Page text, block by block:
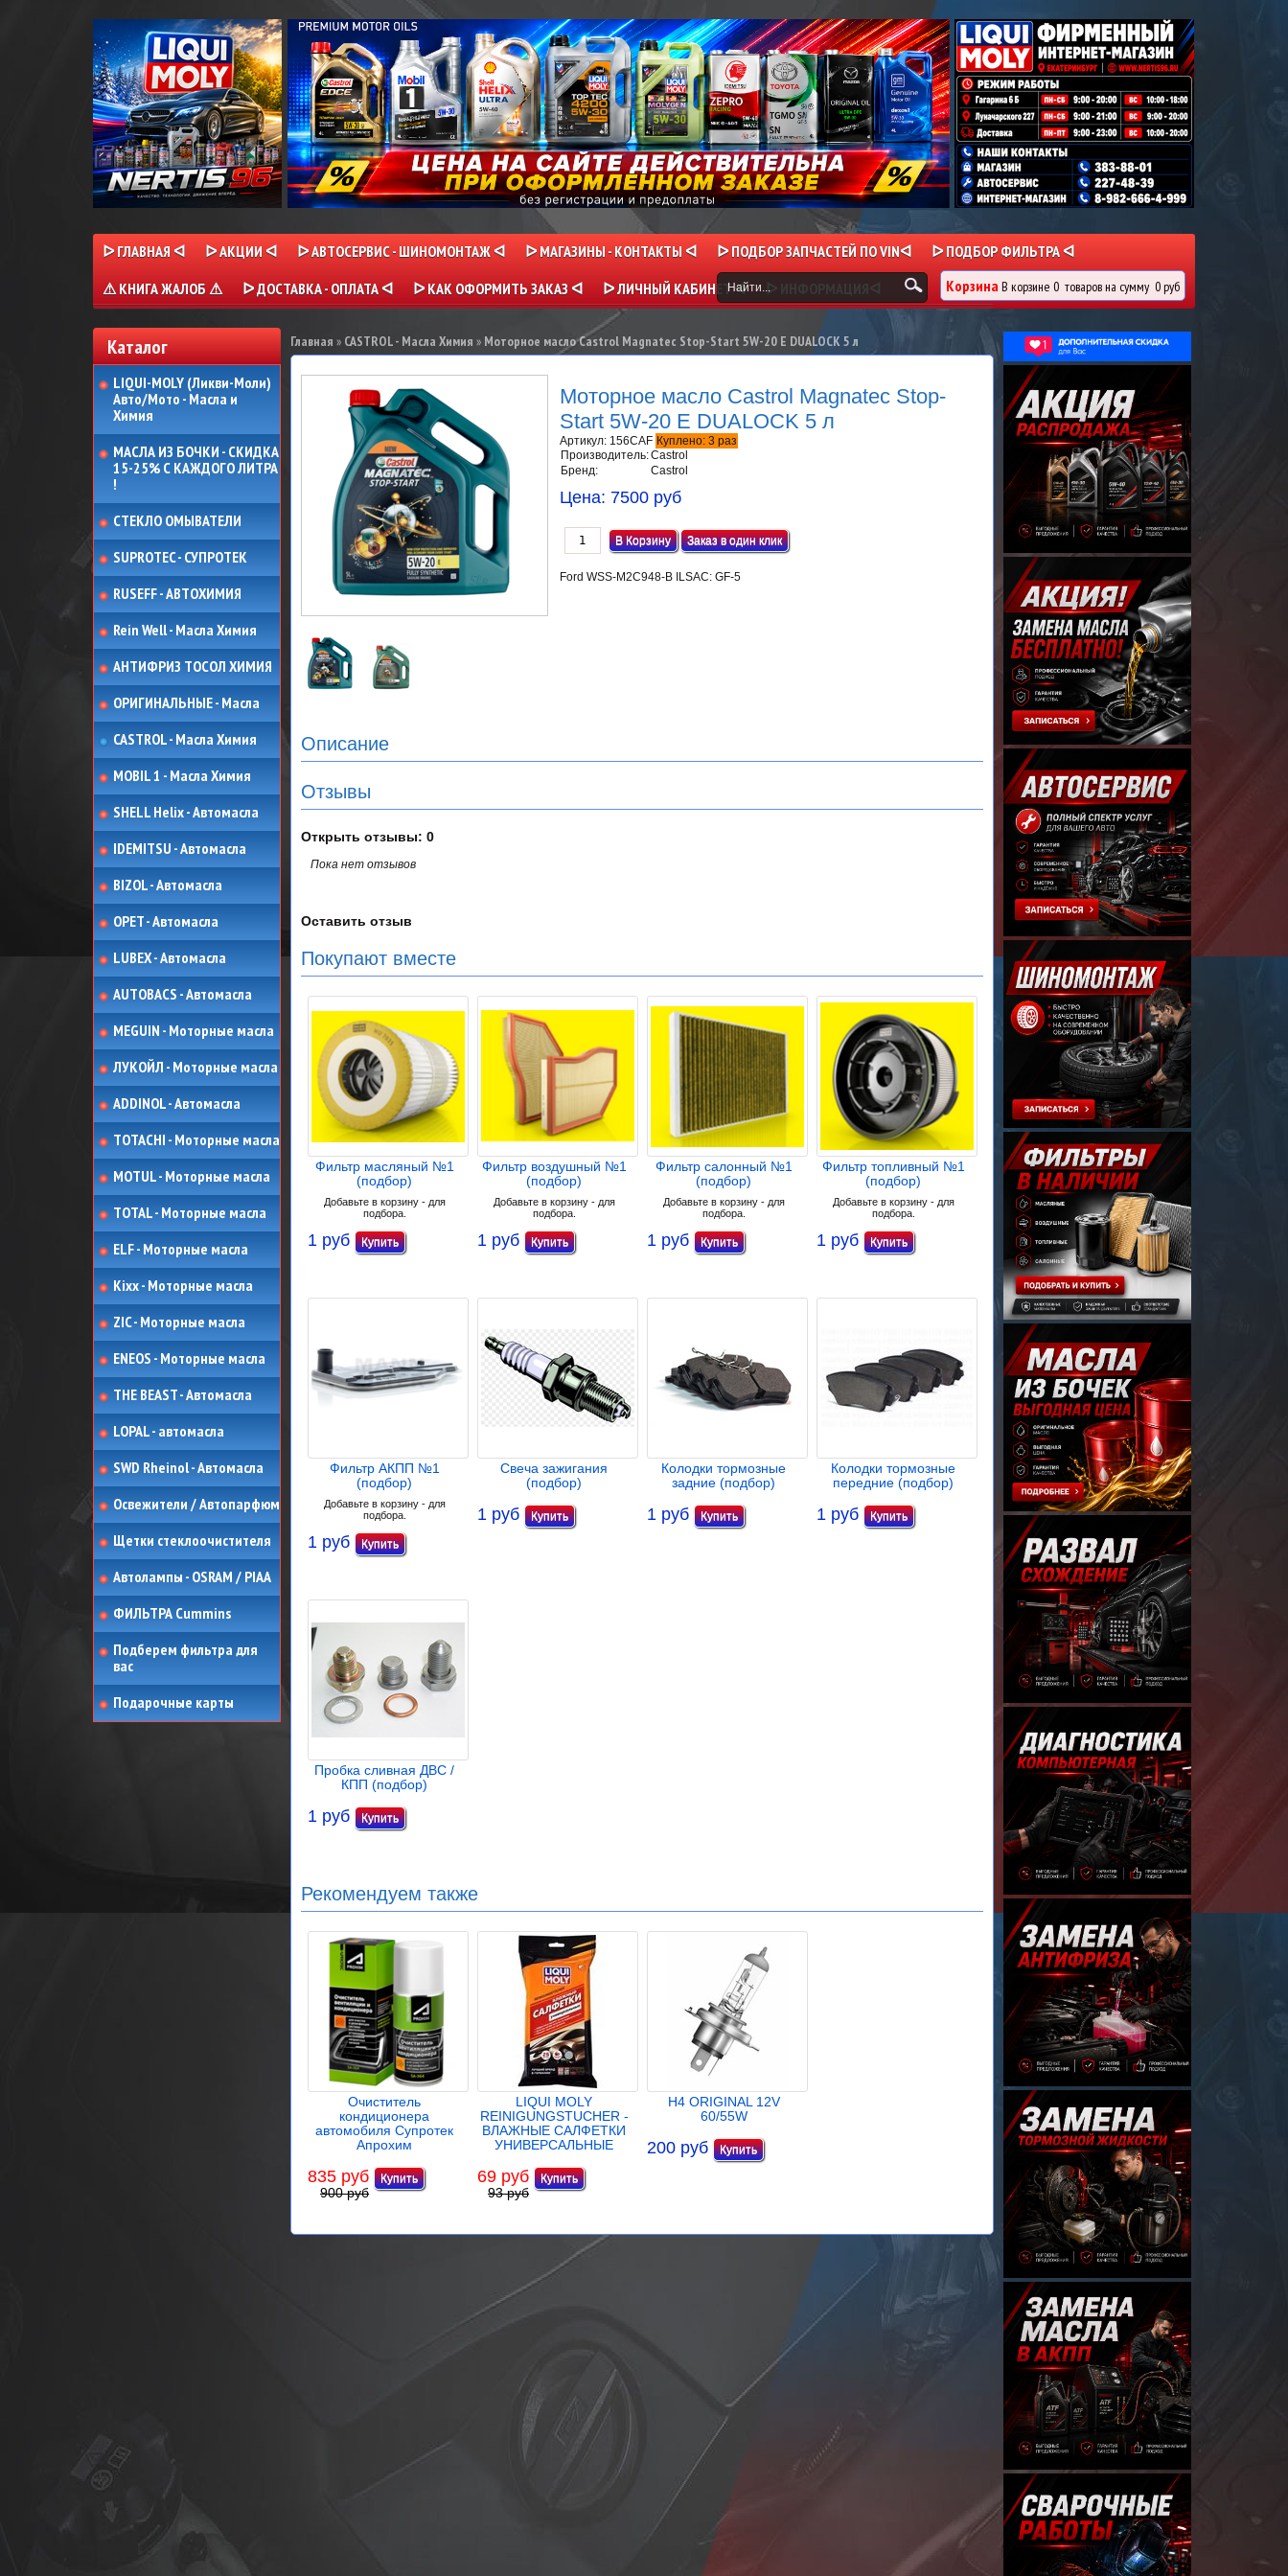
ᐅ ГЛАВНАЯ ᐊ ᐅ АКЦИИ ᐊ ᐅ АВТОСЕРВИС - ШИНОМОНТАЖ ᐊ ᐅ МАГАЗИНЫ - КОНТАКТЫ ᐊ ᐅ ПОДБОР ЗАПЧАСТЕЙ ПО VINᐊ
ᐅ ПОДБОР ФИЛЬТРА ᐊ
⚠ КНИГА ЖАЛОБ ⚠
ᐅ ДОСТАВКА - ОПЛАТА ᐊ ᐅ КАК ОФОРМИТЬ ЗАКАЗ ᐊ ᐅ ЛИЧНЫЙ КАБИНЕТ ᐊ ᐅ ИНФОРМАЦИЯᐊ Корзина В корзине 0 товаровна сумму 0 руб
Каталог
LIQUI-MOLY (Ликви-Моли)
Авто/Мото - Масла и
Химия
МАСЛА ИЗ БОЧКИ - СКИДКА
15-25% С КАЖДОГО ЛИТРА
!
СТЕКЛО ОМЫВАТЕЛИ
SUPROTEC - СУПРОТЕК
RUSEFF - АВТОХИМИЯ
Rein Well - Масла Химия
АНТИФРИЗ ТОСОЛ ХИМИЯ
ОРИГИНАЛЬНЫЕ - Масла
CASTROL - Масла Химия
MOBIL 1 - Масла Химия
SHELL Helix - Автомасла
IDEMITSU - Автомасла
BIZOL - Автомасла
OPET - Автомасла
LUBEX - Автомасла
AUTOBACS - Автомасла
MEGUIN - Моторные масла
ЛУКОЙЛ - Моторные масла
ADDINOL - Автомасла
TOTACHI - Моторные масла
MOTUL - Моторные масла
TOTAL - Моторные масла
ELF - Моторные масла
Kixx - Моторные масла
ZIC - Моторные масла
ENEOS - Моторные масла
THE BEAST - Автомасла
LOPAL - автомасла
SWD Rheinol - Автомасла
Освежители / Автопарфюм
Щетки стеклоочистителя
Автолампы - OSRAM / PIAA
ФИЛЬТРА Cummins
Подберем фильтра для
вас
Подарочные карты
Главная » CASTROL - Масла Химия » Моторное масло Castrol Magnatec Stop-Start 5W-20 E DUALOCK 5 л
Моторное масло Castrol Magnatec Stop-
Start 5W-20 E DUALOCK 5 л
Артикул: 156CAF Куплено: 3 раз
Производитель:Castrol
Бренд:
Castrol
Цена: 7500 руб
Заказ в один клик
Ford WSS-M2C948-B ILSAC: GF-5
Описание
Отзывы
Открыть отзывы: 0
Пока нет отзывов
Оставить отзыв
Покупают вместе
Фильтр масляный №1
(подбор)
Добавьте в корзину - для
подбора.
1 руб
Фильтр воздушный №1
(подбор)
Добавьте в корзину - для
подбора.
1 руб
Фильтр салонный №1
(подбор)
Добавьте в корзину - для
подбора.
1 руб
Фильтр топливный №1
(подбор)
Добавьте в корзину - для
подбора.
1 руб
Фильтр АКПП №1
(подбор)
Добавьте в корзину - для
подбора.
1 руб
Свеча зажигания
(подбор)
1 руб
Колодки тормозные
задние (подбор)
1 руб
Колодки тормозные
передние (подбор)
1 руб
Пробка сливная ДВС /
КПП (подбор)
1 руб
Рекомендуем также
Очиститель
кондиционера
автомобиля Супротек
Апрохим
835 руб
900 руб
LIQUI MOLY
REINIGUNGSTUCHER -
ВЛАЖНЫЕ САЛФЕТКИ
УНИВЕРСАЛЬНЫЕ
69 руб
93 руб
H4 ORIGINAL 12V
60/55W
200 руб